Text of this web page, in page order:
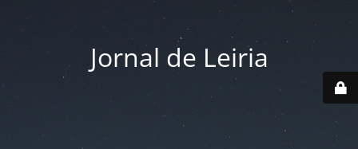
Jornal de Leiria